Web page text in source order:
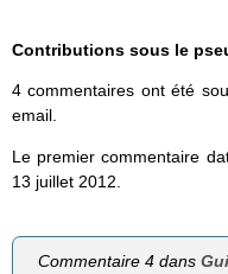
Contributions sous le
4 commentaires ont été
email.
Le premier commentaire
13 juillet 2012.
Commentaire 4 dans